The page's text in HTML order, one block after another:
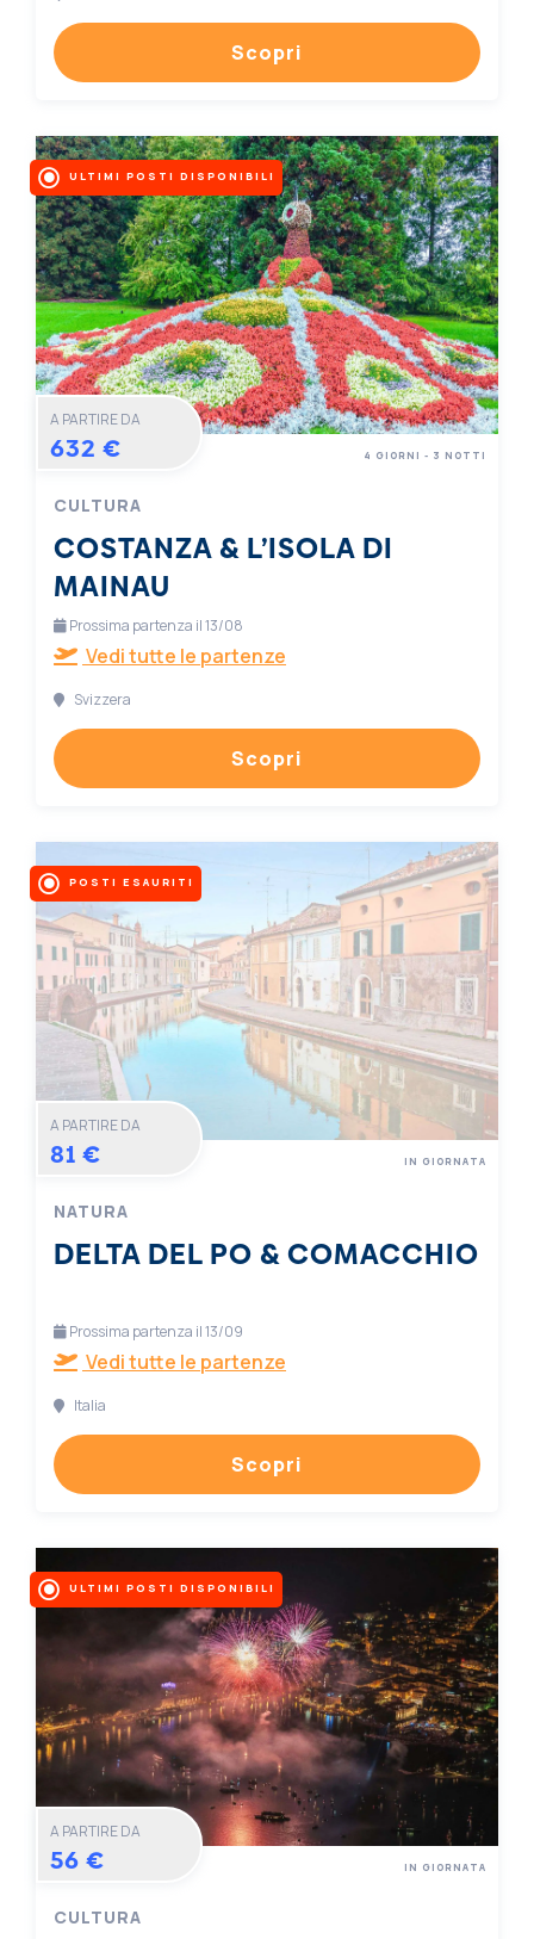
Scopri
ULTIMI POSTI DISPONIBILI
A PARTIRE DA
632 €
CULTURA
COSTANZA & L’ISOLA DI
MAINAU
4 GIORNI - 3 NOTTI
Prossima partenza il 13/08
Vedi tutte le partenze
Svizzera
Scopri
POSTI ESAURITI
A PARTIRE DA
81 €
NATURA
DELTA DEL PO & COMACCHIO
IN GIORNATA
Prossima partenza il 13/09
Vedi tutte le partenze
Italia
Scopri
ULTIMI POSTI DISPONIBILI
A PARTIRE DA
56 €
CULTURA
IN GIORNATA